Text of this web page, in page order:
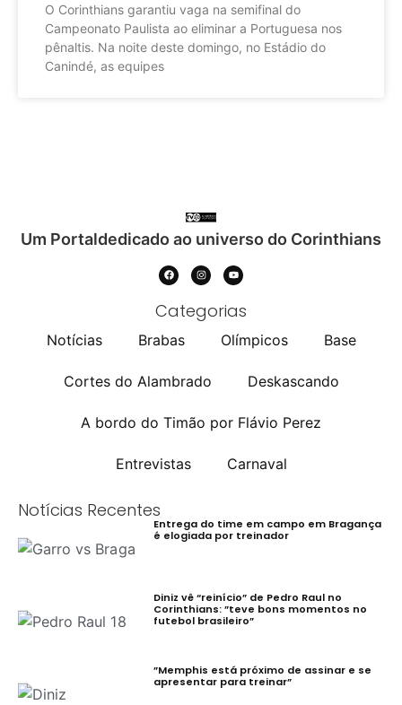
O Corinthians garantiu vaga na semifinal do
Campeonato Paulista ao eliminar a Portuguesa nos
pênaltis. Na noite deste domingo, no Estádio do
Canindé, as equipes
Um Portaldedicado ao universo do Corinthians
Categorias
Notícias Brabas Olímpicos Base
Cortes do Alambrado Deskascando
A bordo do Timão por Flávio Perez
Entrevistas Carnaval
Notícias Recentes
Entrega do time em campo em Bragança
é elogiada por treinador
Diniz vê “reinício” de Pedro Raul no
Corinthians: ”teve bons momentos no
futebol brasileiro”
”Memphis está próximo de assinar e se
apresentar para treinar”